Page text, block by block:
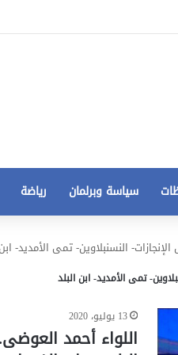
سياسة وبرلمان رياضة
النسنبلاوين- تمى الأمديد-
تمى الأمديد- ابن البلد
13 يوليو، 2020
اللواء أحمد
جديدة في أزمة